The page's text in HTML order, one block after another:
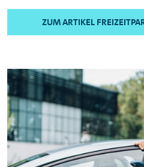
ZUM ARTIKEL